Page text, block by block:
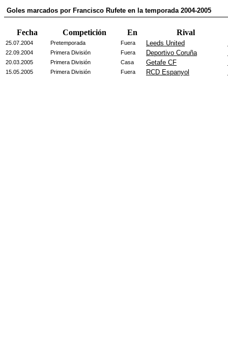
Goles marcados por Francisco Rufete en la temporada 2004-2005
Fecha Competición En Rival
25.07.2004 Pretemporada Fuera Leeds United
22.09.2004 Primera División Fuera Deportivo Coruña
20.03.2005 Primera División Casa Getafe CF
15.05.2005 Primera División Fuera RCD Espanyol